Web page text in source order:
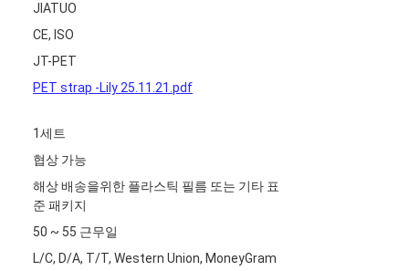
JIATUO
CE, ISO
JT-PET
PET strap -Lily 25.11.21.pdf
1세트
협상 가능
해상 배송을위한 플라스틱 필름 또는 기타 표
준 패키지
50 ~ 55 근무일
L/C, D/A, T/T, Western Union, MoneyGram